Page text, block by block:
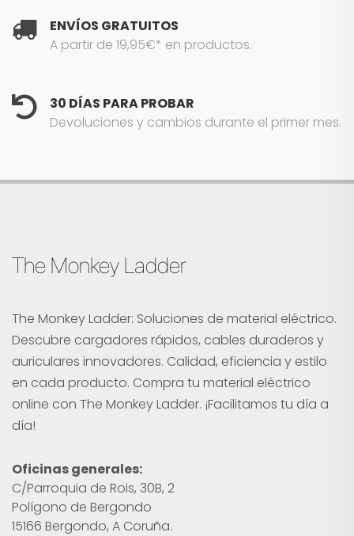
ENVÍOS GRATUITOS
A partir de 19,95€* en productos.
30 DÍAS PARA PROBAR
Devoluciones y cambios durante el primer mes.
The Monkey Ladder
The Monkey Ladder: Soluciones de material eléctrico.
Descubre cargadores rápidos, cables duraderos y
auriculares innovadores. Calidad, eficiencia y estilo
en cada producto. Compra tu material eléctrico
online con The Monkey Ladder. ¡Facilitamos tu día a
día!
Oficinas generales:
C/Parroquia de Rois, 30B, 2
Polígono de Bergondo
15166 Bergondo, A Coruña.